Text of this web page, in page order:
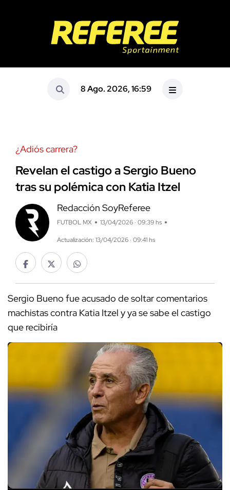
8 Ago. 2026, 16:59
¿Adiós carrera?
Revelan el castigo a Sergio Bueno
tras su polémica con Katia Itzel
Redacción SoyReferee
FUTBOL MX 13/04/2026 · 09:39 hs
Actualización: 13/04/2026 · 09:41 hs
Sergio Bueno fue acusado de soltar comentarios
machistas contra Katia Itzel y ya se sabe el castigo
que recibiría